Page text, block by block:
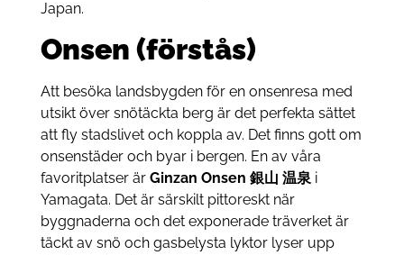
Japan.
Onsen (förstås)
Att besöka landsbygden för en onsenresa med
utsikt över snötäckta berg är det perfekta sättet
att fly stadslivet och koppla av. Det finns gott om
onsenstäder och byar i bergen. En av våra
favoritplatser är Ginzan Onsen 銀山 温泉i
Yamagata. Det är särskilt pittoreskt när
byggnaderna och det exponerade träverket är
täckt av snö och gasbelysta lyktor lyser upp